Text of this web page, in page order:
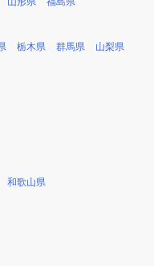
栃木県 群馬県 山梨県
和歌山県